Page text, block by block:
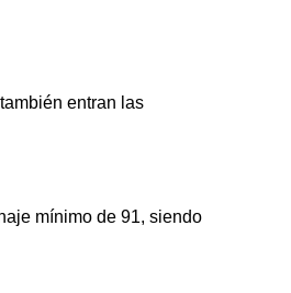
entran las
mínimo de 91, siendo